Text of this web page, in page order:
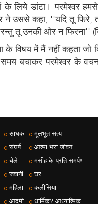
डांटा। परमेश्वर हमसे
ने उससे कहा, ''यदि तू
तू उनकी ओर न फिरना''
विषय में मैं नहीं कहता
समय बचाकर परमेश्वर के
साधक
संघर्ष
चेले
जवानी
महिला
आदमी
मूलभूत सत्य
आत्मा भरा जीवन
मसीह के प्रति समर्पण
घर
कलीसिया
धार्मिक? आध्यात्मिक